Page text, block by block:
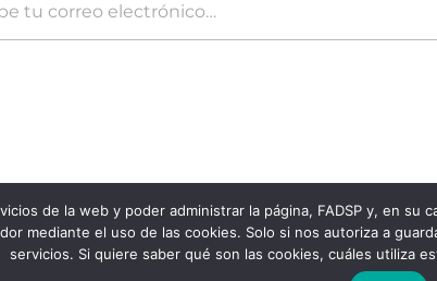
|Aviso legal|Política de Privacidad|Política de
de la web y poder administrar la página, FADSP y, en
mediante el uso de las cookies. Solo si nos autoriza a
servicios. Si quiere saber qué son las cookies, cuáles utiliza